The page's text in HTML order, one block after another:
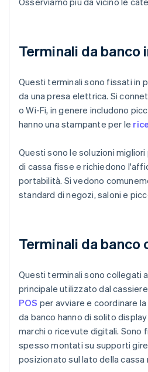
Terminali da banco
Questi terminali sono fissati in
da una presa elettrica. Si
o Wi-Fi, in genere includono
hanno una stampante per le
Questi sono le soluzioni
di cassa fisse e richiedono
portabilità. Si vedono
standard di negozi, saloni e
Terminali da banco
Questi terminali sono collegati
principale utilizzato dal
POS per avviare e coordinare
da banco hanno di solito
marchi o ricevute digitali. Sono
spesso montati su supporti
posizionato sul lato della